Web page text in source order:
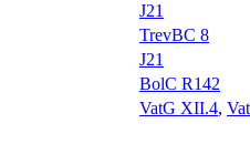
J21
TrevBC 8
J21
BolC R142
VatG XII.4,